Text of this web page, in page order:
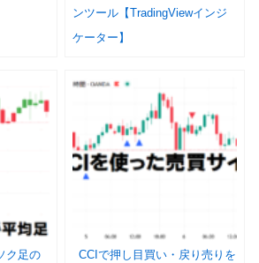
ンツール【TradingViewインジ
ケーター】
ク足の
CCIで押し目買い・戻り売りを